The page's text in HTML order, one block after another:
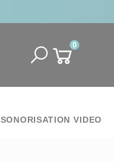
0
SONORISATION VIDEO